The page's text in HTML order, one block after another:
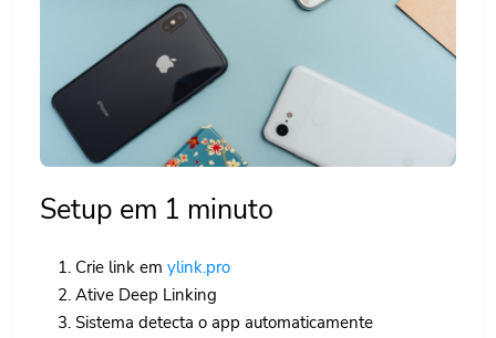
Setup em 1 minuto
Crie link em ylink.pro
Ative Deep Linking
Sistema detecta o app automaticamente